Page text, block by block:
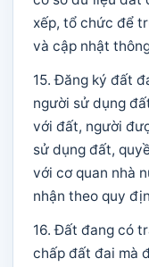
xếp, tổ chức để
và cập nhật
15. Đăng ký đất
người sử dụng
với đất, người
sử dụng đất,
với cơ quan nhà
nhận theo quy
16. Đất đang có
chấp đất đai mà